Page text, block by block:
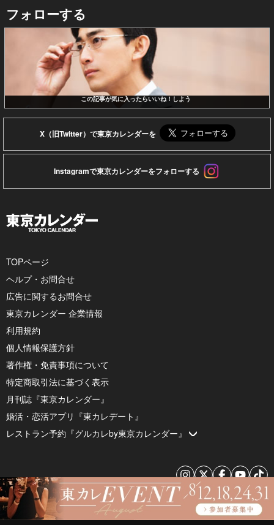
フォローする
この記事が気に入ったらいいね！しよう
X（旧Twitter）で東京カレンダーを
Instagramで東京カレンダーをフォローする
TOPページ
ヘルプ・お問合せ
広告に関するお問合せ
東京カレンダー 企業情報
利用規約
個人情報保護方針
著作権・免責事項について
特定商取引法に基づく表示
月刊誌『東京カレンダー』
婚活・恋活アプリ『東カレデート』
レストラン予約『グルカレby東京カレンダー』
© 2026 by Tokyo Calendar, Inc.